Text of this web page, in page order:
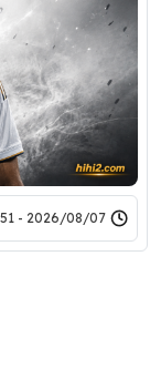
2026/08/07 - 12:51